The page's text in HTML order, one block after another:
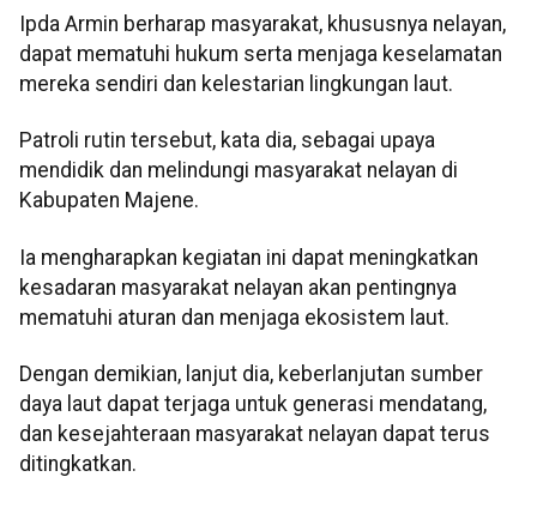
Ipda Armin berharap masyarakat, khususnya nelayan,
dapat mematuhi hukum serta menjaga keselamatan
mereka sendiri dan kelestarian lingkungan laut.
Patroli rutin tersebut, kata dia, sebagai upaya
mendidik dan melindungi masyarakat nelayan di
Kabupaten Majene.
Ia mengharapkan kegiatan ini dapat meningkatkan
kesadaran masyarakat nelayan akan pentingnya
mematuhi aturan dan menjaga ekosistem laut.
Dengan demikian, lanjut dia, keberlanjutan sumber
daya laut dapat terjaga untuk generasi mendatang,
dan kesejahteraan masyarakat nelayan dapat terus
ditingkatkan.